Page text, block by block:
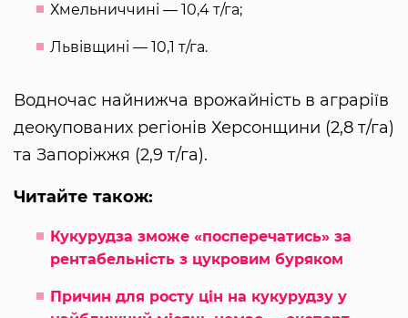
Хмельниччині — 10,4 т/га;
Львівщині — 10,1 т/га.
Водночас найнижча врожайність в аграріїв
деокупованих регіонів Херсонщини (2,8 т/га)
та Запоріжжя (2,9 т/га).
Читайте також:
Кукурудза зможе «посперечатись» за
рентабельність з цукровим буряком
Причин для росту цін на кукурудзу у